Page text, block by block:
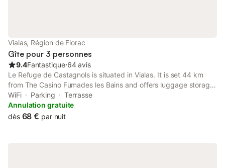
Vialas, Région de Florac
Gîte pour 3 personnes
9.4Fantastique⋅64 avis
Le Refuge de Castagnols is situated in Vialas. It is set 44 km
from The Casino Fumades les Bains and offers luggage storage
space. Boasting family rooms, this property also provides
guests with a terrace.
WiFi Parking
Terrasse
Annulation gratuite
dès 68 € par nuit